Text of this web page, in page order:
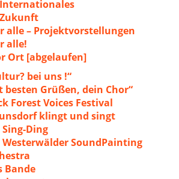
alle – Projektvorstellungen
alle!
Ort [abgelaufen]
bei uns !“
besten Grüßen, dein Chor“
Forest Voices Festival
klingt und singt
Sing-Ding
Westerwälder SoundPainting
Bande